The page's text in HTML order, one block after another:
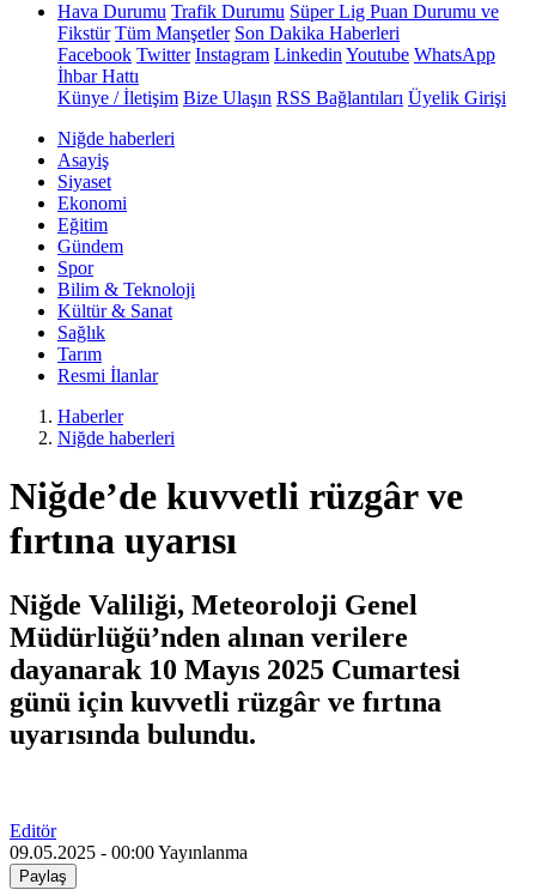
Hava Durumu Trafik Durumu Süper Lig Puan Durumu ve
Fikstür Tüm Manşetler Son Dakika Haberleri
Facebook Twitter Instagram Linkedin Youtube WhatsApp
İhbar Hattı
Künye / İletişim Bize Ulaşın RSS Bağlantıları Üyelik Girişi
Niğde haberleri
Asayiş
Siyaset
Ekonomi
Eğitim
Gündem
Spor
Bilim & Teknoloji
Kültür & Sanat
Sağlık
Tarım
Resmi İlanlar
Haberler
Niğde haberleri
Niğde’de kuvvetli rüzgâr ve
fırtına uyarısı
Niğde Valiliği, Meteoroloji Genel
Müdürlüğü’nden alınan verilere
dayanarak 10 Mayıs 2025 Cumartesi
günü için kuvvetli rüzgâr ve fırtına
uyarısında bulundu.
Editör
09.05.2025 - 00:00Yayınlanma
Paylaş